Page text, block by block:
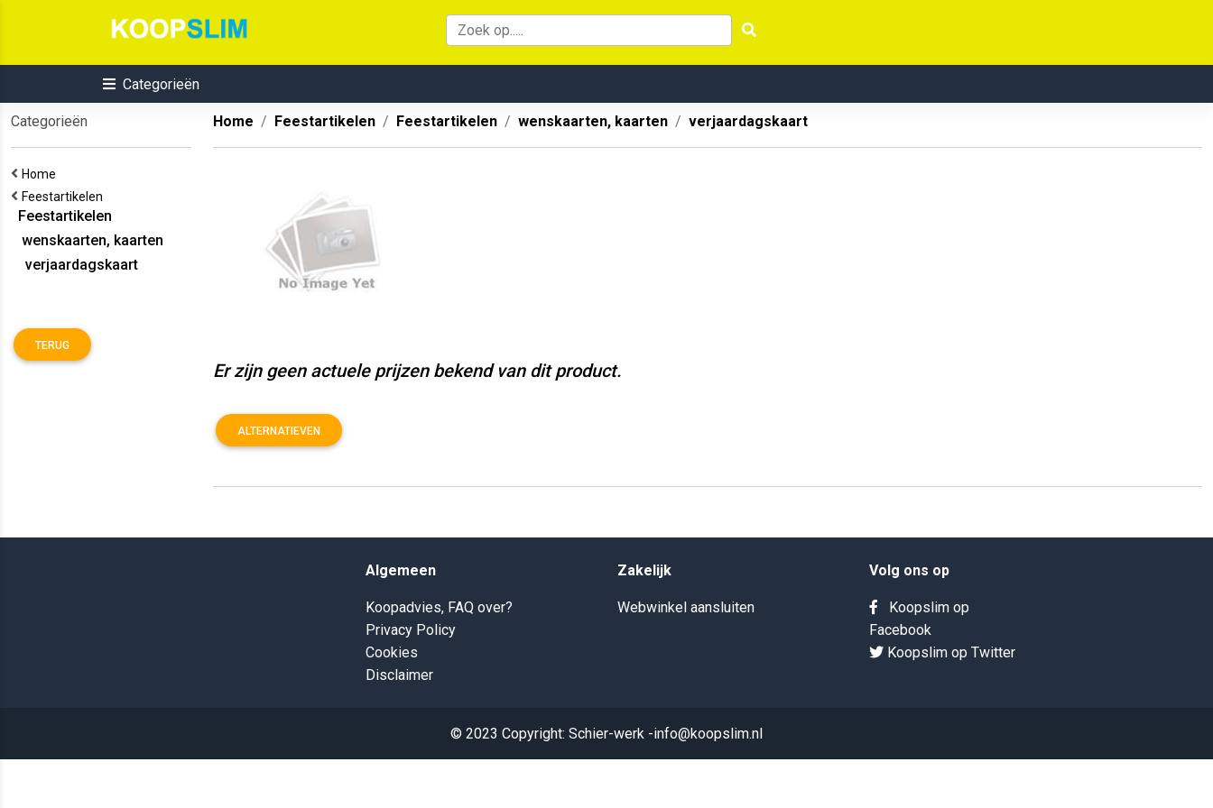
Categorieën
Categorieën
Home
Feestartikelen
Feestartikelen
wenskaarten, kaarten
verjaardagskaart
TERUG
Home Feestartikelen Feestartikelen wenskaarten, kaarten verjaardagskaart
Er zijn geen actuele prijzen bekend van dit product.
ALTERNATIEVEN
Algemeen
Koopadvies, FAQ over?
Privacy Policy
Cookies
Disclaimer
Zakelijk
Webwinkel aansluiten
Volg ons op
Koopslim op
Facebook
Koopslim op Twitter
© 2023 Copyright: Schier-werk -info@koopslim.nl